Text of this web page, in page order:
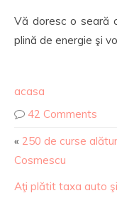
Vă doresc o seară
plină de energie şi
acasa
42 Comments
« 250 de curse
Cosmescu
Aţi plătit taxa auto